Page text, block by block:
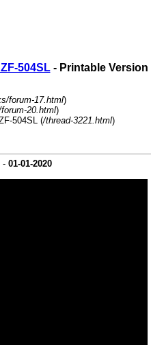
504SL- Printable Version
forum-17.html)
20.html)
504SL (/thread-3221.html)
- 01-01-2020